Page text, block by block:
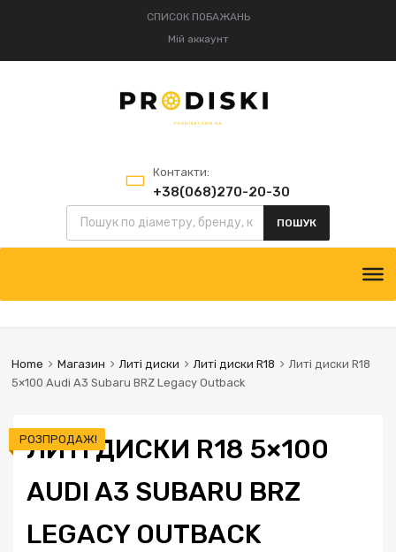
СПИСОК ПОБАЖАНЬ
Мій аккаунт
Контакти:
+38(068)270-20-30
+38(095)834-52-75
ПОШУК
Home Магазин Литі диски Литі диски R18
Литі диски R18
5×100 Audi A3 Subaru BRZ Legacy Outback
ЛИТІ ДИСКИ R18 5×100
AUDI A3 SUBARU BRZ
LEGACY OUTBACK
РОЗПРОДАЖ!